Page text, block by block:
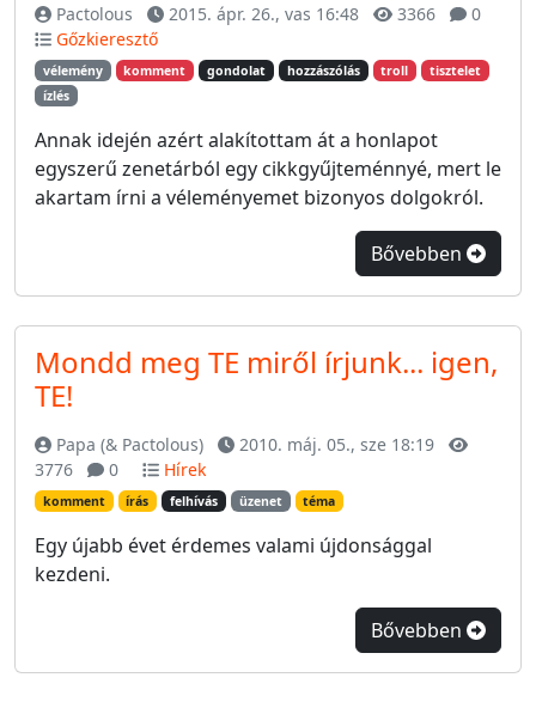
Pactolous 2015. ápr. 26., vas 16:48 3366
0
Gőzkieresztő
vélemény komment gondolat hozzászólás troll
tisztelet
ízlés
Annak idején azért alakítottam át a honlapot
egyszerű zenetárból egy cikkgyűjteménnyé, mert le
akartam írni a véleményemet bizonyos dolgokról.
Bővebben
Mondd meg TE miről írjunk... igen,
TE!
Papa (& Pactolous)
2010. máj. 05., sze 18:19
3776
0 Hírek
komment írás felhívás üzenet téma
Egy újabb évet érdemes valami újdonsággal
kezdeni.
Bővebben